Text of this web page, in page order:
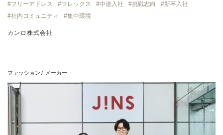
フリーアドレス
フレックス 中途入社 挑戦志向
新卒入社
社内コミュニティ
集中環境
カンロ株式会社
ファッション メーカー